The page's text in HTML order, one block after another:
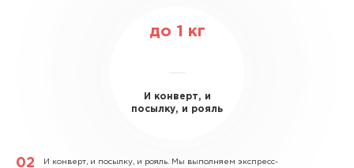
до 1 кг
И конверт, и
посылку, и рояль
И конверт, и посылку, и рояль. Мы выполняем экспресс-